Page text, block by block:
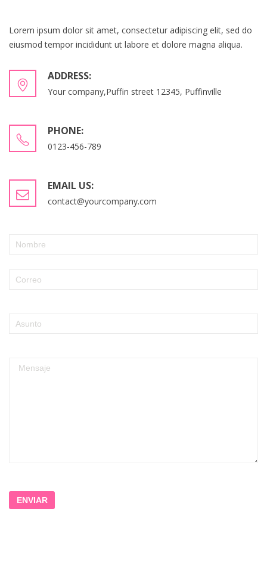
Lorem ipsum dolor sit amet, consectetur adipiscing elit, sed do
eiusmod tempor incididunt ut labore et dolore magna aliqua.
ADDRESS:
Your company,Puffin street 12345, Puffinville
PHONE:
0123-456-789
EMAIL US:
contact@yourcompany.com